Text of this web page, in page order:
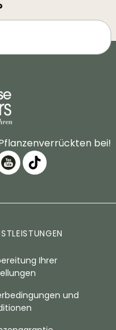
bei!
Ihrer
und